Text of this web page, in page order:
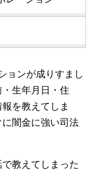
ョンが成りすまし
生年月日・住
を教えてしま
闇金に強い司法
教えてしまった